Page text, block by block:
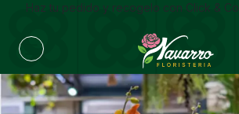
Haz tu pedido y recogelo con Click &